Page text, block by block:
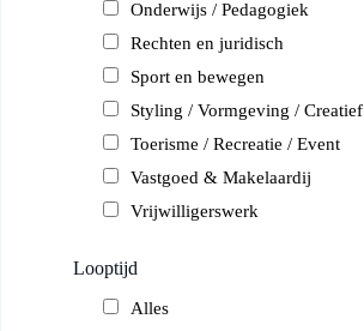
Onderwijs / Pedagogiek
Rechten en juridisch
Sport en bewegen
Styling / Vormgeving / Creatief
Toerisme / Recreatie / Event
Vastgoed & Makelaardij
Vrijwilligerswerk
Looptijd
Alles